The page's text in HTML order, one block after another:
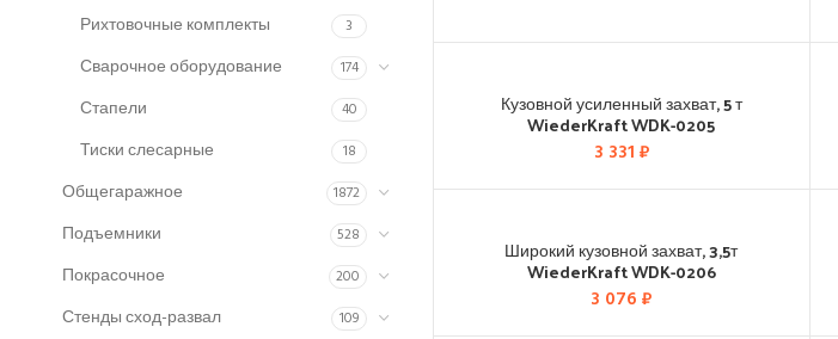
Рихтовочные комплекты 3
Сварочное оборудование 174
Стапели 40
Тиски слесарные 18
Общегаражное 1872
Подъемники 528
Покрасочное 200
Стенды сход-развал 109
Кузовной усиленный захват, 5 т
WiederKraft WDK-0205
3 331 ₽
Широкий кузовной захват, 3,5т
WiederKraft WDK-0206
3 076₽